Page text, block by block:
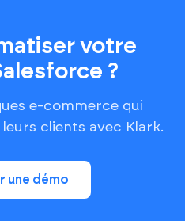
votre
?
e-commerce qui
clients avec Klark.
une démo